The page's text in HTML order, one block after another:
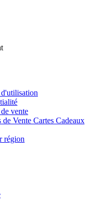
vente
Vente Cartes Cadeaux
région